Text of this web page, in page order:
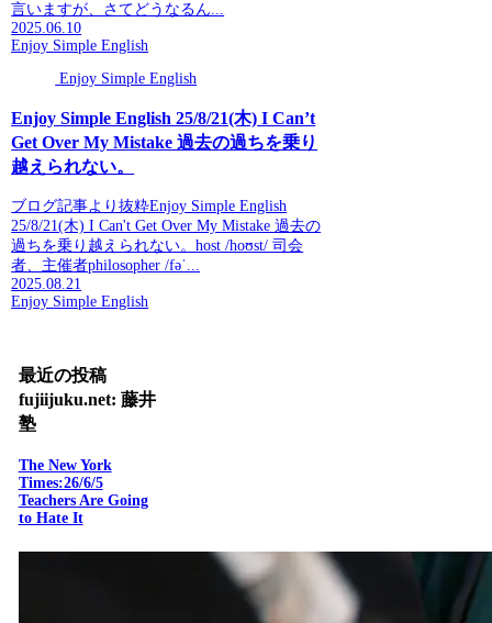
言いますが、さてどうなるん...
2025.06.10
Enjoy Simple English
Enjoy Simple English
Enjoy Simple English 25/8/21(木) I Can’t
Get Over My Mistake 過去の過ちを乗り
越えられない。
ブログ記事より抜粋Enjoy Simple English
25/8/21(木) I Can't Get Over My Mistake 過去の
過ちを乗り越えられない。host /hoʊst/ 司会
者、主催者philosopher /fəˈ...
2025.08.21
Enjoy Simple English
最近の投稿
fujiijuku.net: 藤井
塾
The New York
Times:26/6/5
Teachers Are Going
to Hate It